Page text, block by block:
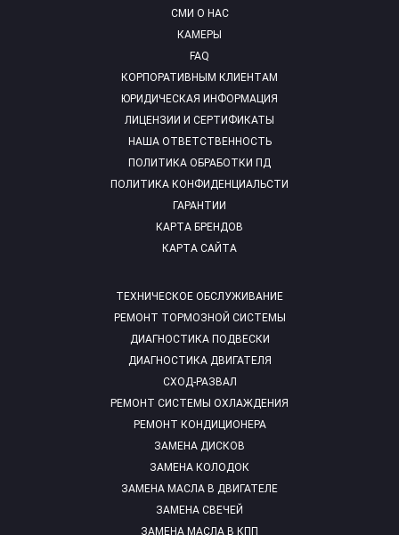
СМИ О НАС
КАМЕРЫ
FAQ
ТЕХНИЧЕСКОЕ ОБСЛУЖИВАНИЕ
РЕМОНТ ТОРМОЗНОЙ СИСТЕМЫ
ДИАГНОСТИКА ПОДВЕСКИ
ДИАГНОСТИКА ДВИГАТЕЛЯ
СХОД-РАЗВАЛ
РЕМОНТ СИСТЕМЫ ОХЛАЖДЕНИЯ
РЕМОНТ КОНДИЦИОНЕРА
ЗАМЕНА ДИСКОВ
ЗАМЕНА КОЛОДОК
ЗАМЕНА МАСЛА В ДВИГАТЕЛЕ
ЗАМЕНА СВЕЧЕЙ
ЗАМЕНА МАСЛА В КПП
КОРПОРАТИВНЫМ КЛИЕНТАМ
ЮРИДИЧЕСКАЯ ИНФОРМАЦИЯ
ЛИЦЕНЗИИ И СЕРТИФИКАТЫ
НАША ОТВЕТСТВЕННОСТЬ
ПОЛИТИКА ОБРАБОТКИ ПД
ПОЛИТИКА КОНФИДЕНЦИАЛЬСТИ
ГАРАНТИИ
КАРТА БРЕНДОВ
КАРТА САЙТА